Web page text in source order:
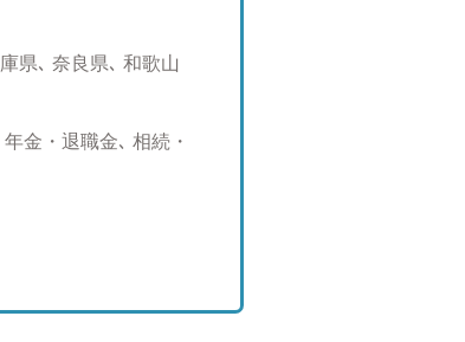
理念やお客様に対す
ビシズへ入社。 お客
どからのリレーショ
運用以外のご相談も
仕事をやっていて良
、ペレグリン・ウェ
県､ 奈良県､ 和歌山
金・退職金､ 相続・